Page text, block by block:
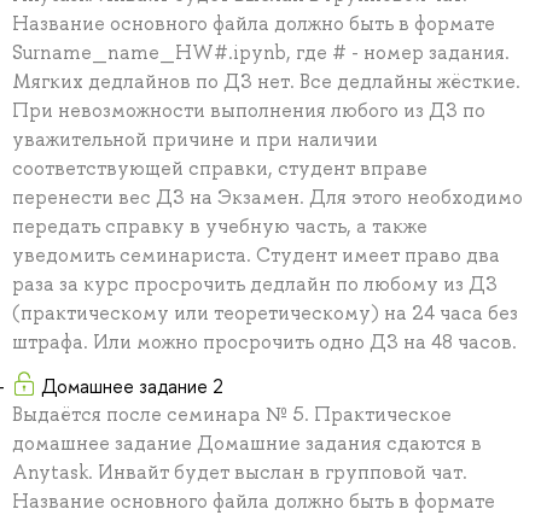
Название основного файла должно быть в формате
Surname_name_HW#.ipynb, где # - номер задания.
Мягких дедлайнов по ДЗ нет. Все дедлайны жёсткие.
При невозможности выполнения любого из ДЗ по
уважительной причине и при наличии
соответствующей справки, студент вправе
перенести вес ДЗ на Экзамен. Для этого необходимо
передать справку в учебную часть, а также
уведомить семинариста. Студент имеет право два
раза за курс просрочить дедлайн по любому из ДЗ
(практическому или теоретическому) на 24 часа без
штрафа. Или можно просрочить одно ДЗ на 48 часов.
Домашнее задание 2
Выдаётся после семинара № 5. Практическое
домашнее задание Домашние задания сдаются в
Anytask. Инвайт будет выслан в групповой чат.
Название основного файла должно быть в формате